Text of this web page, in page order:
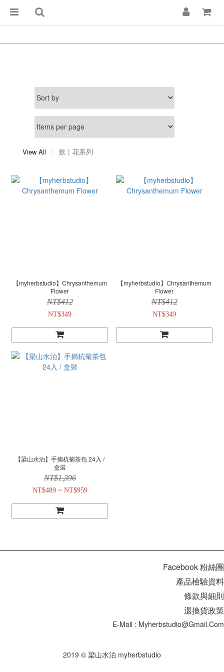
View All 飲 | 花系列
【myherbstudio】Chrysanthemum
Flower
NT$412
NT$349
【myherbstudio】Chrysanthemum
Flower
NT$412
NT$349
【梁山水泊】手摘杭菊茶包 24入 /
盒裝
NT$1,396
NT$489 ~ NT$959
Facebook 粉絲團
產品檢驗資料
條款與細則
退換貨政策
E-Mail : Myherbstudio@gmail.com
2019 © 梁山水泊 myherbstudio